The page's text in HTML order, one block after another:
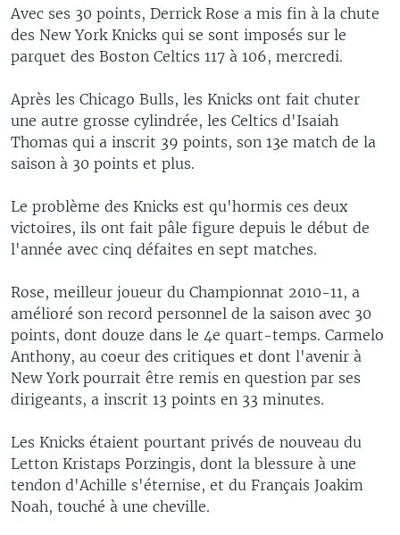
Avec ses 30 points, Derrick Rose a mis fin à la chute
des New York Knicks qui se sont imposés sur le
parquet des Boston Celtics 117 à 106, mercredi.
Après les Chicago Bulls, les Knicks ont fait chuter
une autre grosse cylindrée, les Celtics d'Isaiah
Thomas qui a inscrit 39 points, son 13e match de la
saison à 30 points et plus.
Le problème des Knicks est qu'hormis ces deux
victoires, ils ont fait pâle figure depuis le début de
l'année avec cinq défaites en sept matches.
Rose, meilleur joueur du Championnat 2010-11, a
amélioré son record personnel de la saison avec 30
points, dont douze dans le 4e quart-temps. Carmelo
Anthony, au coeur des critiques et dont l'avenir à
New York pourrait être remis en question par ses
dirigeants, a inscrit 13 points en 33 minutes.
Les Knicks étaient pourtant privés de nouveau du
Letton Kristaps Porzingis, dont la blessure à une
tendon d'Achille s'éternise, et du Français Joakim
Noah, touché à une cheville.